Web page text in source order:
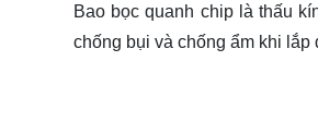
Bao bọc quanh chip là thấu
chống bụi và chống ẩm khi lắp